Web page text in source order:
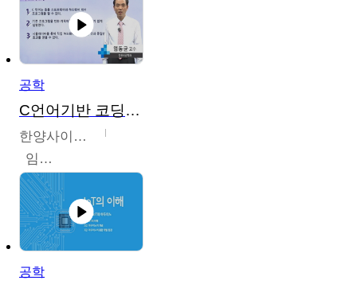
공학
C언어기반 코딩교육
한양사이버대학교
임동균
공학